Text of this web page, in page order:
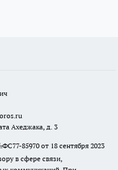
Ахеджака, д. 3
85970 от 18 сентября 2023
в сфере связи,